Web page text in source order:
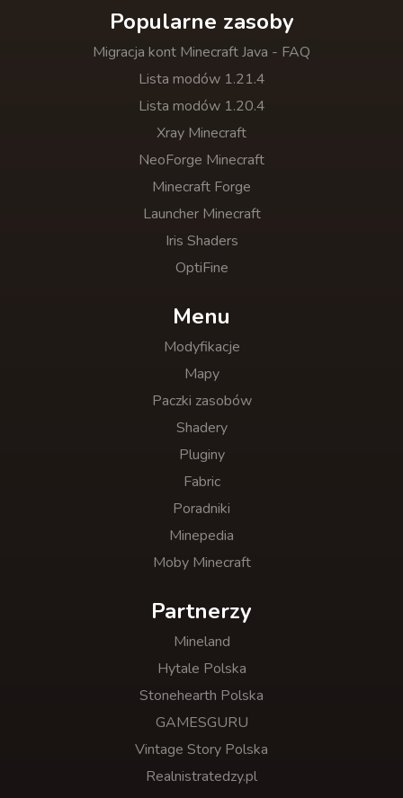
Popularne zasoby
Migracja kont Minecraft Java - FAQ
Lista modów 1.21.4
Lista modów 1.20.4
Xray Minecraft
NeoForge Minecraft
Minecraft Forge
Launcher Minecraft
Iris Shaders
OptiFine
Menu
Modyfikacje
Mapy
Paczki zasobów
Shadery
Pluginy
Fabric
Poradniki
Minepedia
Moby Minecraft
Partnerzy
Mineland
Hytale Polska
Stonehearth Polska
GAMESGURU
Vintage Story Polska
Realnistratedzy.pl